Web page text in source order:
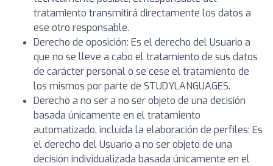
tratamiento transmitirá directamente los datos a
ese otro responsable.
Derecho de oposición: Es el derecho del Usuario a
que no se lleve a cabo el tratamiento de sus datos
de carácter personal o se cese el tratamiento de
los mismos por parte de STUDYLANGUAGES.
Derecho a no ser a no ser objeto de una decisión
basada únicamente en el tratamiento
automatizado, incluida la elaboración de perfiles: Es
el derecho del Usuario a no ser objeto de una
decisión individualizada basada únicamente en el